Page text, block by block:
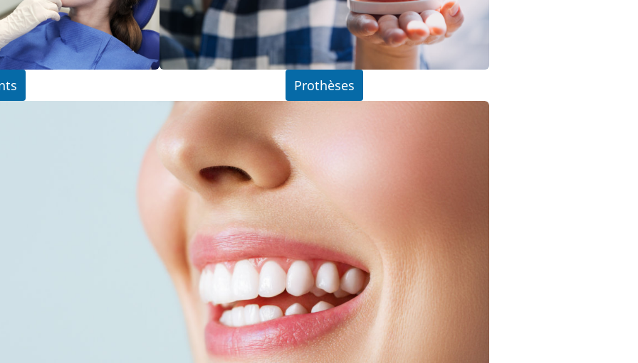
Prothèses